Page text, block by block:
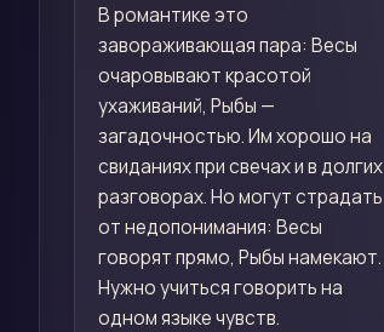
В романтике это
завораживающая пара: Весы
очаровывают красотой
ухаживаний, Рыбы —
загадочностью. Им хорошо на
свиданиях при свечах и в долгих
разговорах. Но могут страдать
от недопонимания: Весы
говорят прямо, Рыбы намекают.
Нужно учиться говорить на
одном языке чувств.